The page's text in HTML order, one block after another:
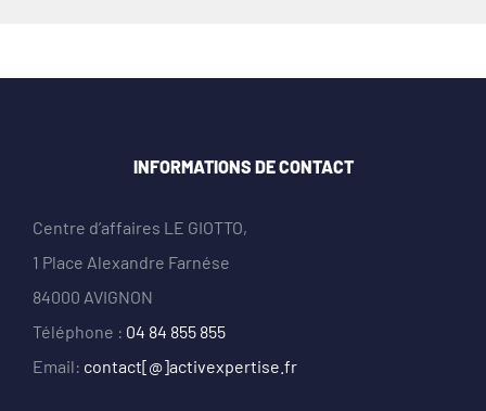
INFORMATIONS DE CONTACT
Centre d’affaires LE GIOTTO,
1 Place Alexandre Farnése
84000 AVIGNON
Téléphone : 04 84 855 855
Email: contact[@]activexpertise.fr